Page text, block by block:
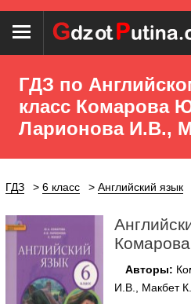
ГДЗ по
класс Комарова
Ларионова И.В.,
ГДЗ 6 класс Английский язык
Авторы:
И.В., Макбет К.